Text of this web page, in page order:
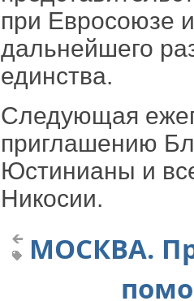
при Евросоюзе
дальнейшего
единства.
Следующая
приглашению
Юстинианы и
Никосии.
МОСКВА.